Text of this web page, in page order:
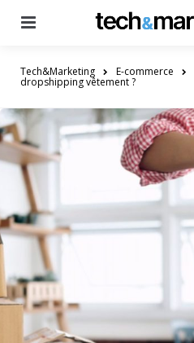
Tech&Marketing E-commerce
dropshipping vêtement ?